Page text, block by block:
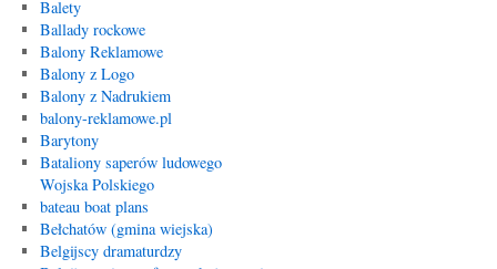
Balety
Ballady rockowe
Balony Reklamowe
Balony z Logo
Balony z Nadrukiem
balony-reklamowe.pl
Barytony
Bataliony saperów ludowego
Wojska Polskiego
bateau boat plans
Bełchatów (gmina wiejska)
Belgijscy dramaturdzy